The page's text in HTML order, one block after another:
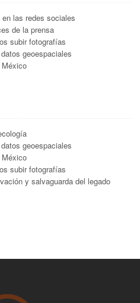
las redes sociales
de la prensa
subir fotografías
geoespaciales
geoespaciales
subir fotografías
y salvaguarda del legado